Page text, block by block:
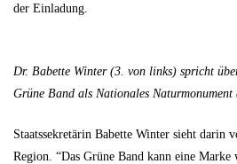
der Einladung.
Dr. Babette Winter (3. von links) spricht
Grüne Band als Nationales Naturmonument
Staatssekretärin Babette Winter sieht darin
Region. “Das Grüne Band kann eine Marke